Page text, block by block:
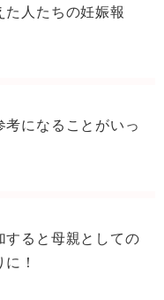
人たちの妊娠報
考になることがいっ
すると母親としての
！